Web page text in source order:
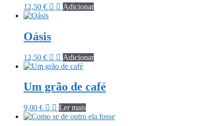
12,50 € Adicionar
Oásis
12,50 € Adicionar
Um grão de café
9,00 € Ler mais